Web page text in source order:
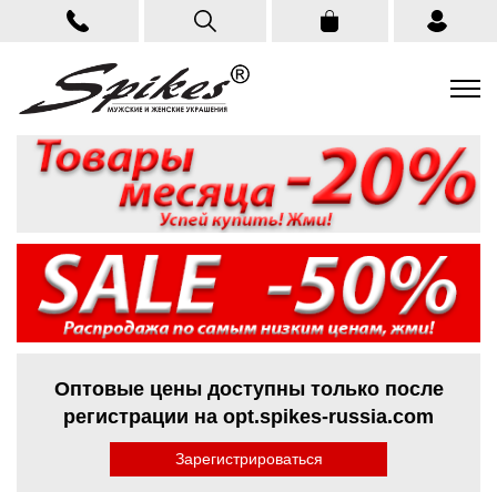
Оптовые цены доступны только после
регистрации на opt.spikes-russia.com
Зарегистрироваться